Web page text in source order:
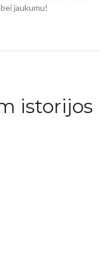
jaukumu!
istorijos